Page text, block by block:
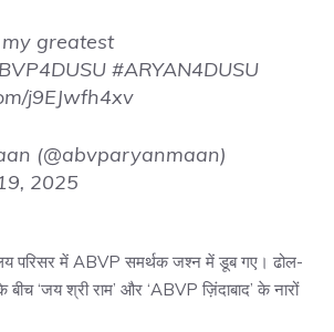
greatest
#ARYAN4DUSU
j9EJwfh4xv
(@abvparyanmaan)
2025
परिसर में ABVP समर्थक जश्न में डूब गए। ढोल-
‘जय श्री राम’ और ‘ABVP ज़िंदाबाद’ के नारों